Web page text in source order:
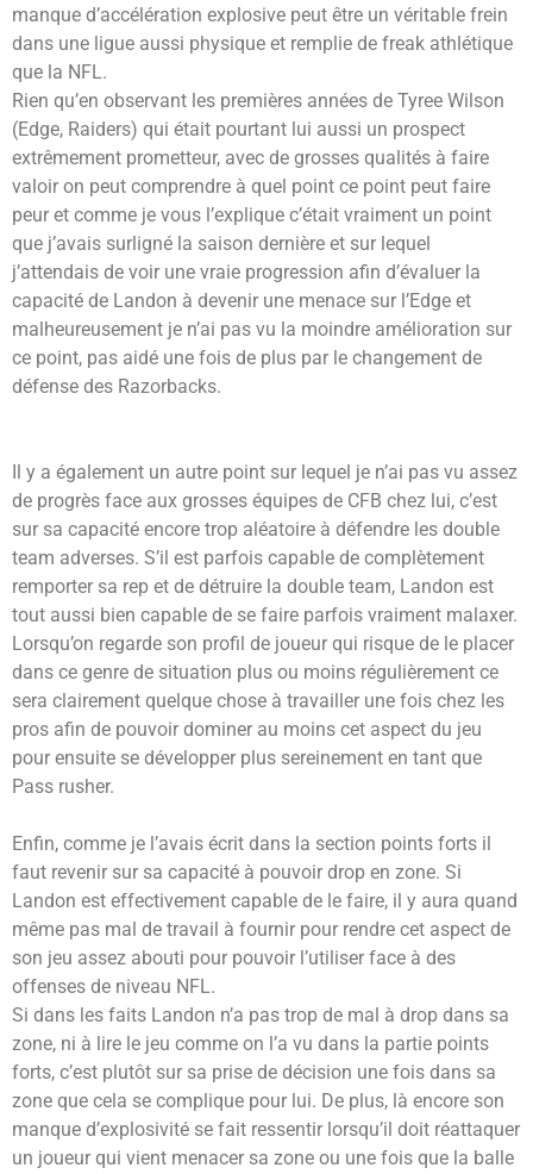
manque d’accélération explosive peut être un véritable frein
dans une ligue aussi physique et remplie de freak athlétique
que la NFL.
Rien qu’en observant les premières années de Tyree Wilson
(Edge, Raiders) qui était pourtant lui aussi un prospect
extrêmement prometteur, avec de grosses qualités à faire
valoir on peut comprendre à quel point ce point peut faire
peur et comme je vous l’explique c’était vraiment un point
que j’avais surligné la saison dernière et sur lequel
j’attendais de voir une vraie progression afin d’évaluer la
capacité de Landon à devenir une menace sur l’Edge et
malheureusement je n’ai pas vu la moindre amélioration sur
ce point, pas aidé une fois de plus par le changement de
défense des Razorbacks.
Il y a également un autre point sur lequel je n’ai pas vu assez
de progrès face aux grosses équipes de CFB chez lui, c’est
sur sa capacité encore trop aléatoire à défendre les double
team adverses. S’il est parfois capable de complètement
remporter sa rep et de détruire la double team, Landon est
tout aussi bien capable de se faire parfois vraiment malaxer.
Lorsqu’on regarde son profil de joueur qui risque de le placer
dans ce genre de situation plus ou moins régulièrement ce
sera clairement quelque chose à travailler une fois chez les
pros afin de pouvoir dominer au moins cet aspect du jeu
pour ensuite se développer plus sereinement en tant que
Pass rusher.
Enfin, comme je l’avais écrit dans la section points forts il
faut revenir sur sa capacité à pouvoir drop en zone. Si
Landon est effectivement capable de le faire, il y aura quand
même pas mal de travail à fournir pour rendre cet aspect de
son jeu assez abouti pour pouvoir l’utiliser face à des
offenses de niveau NFL.
Si dans les faits Landon n’a pas trop de mal à drop dans sa
zone, ni à lire le jeu comme on l’a vu dans la partie points
forts, c’est plutôt sur sa prise de décision une fois dans sa
zone que cela se complique pour lui. De plus, là encore son
manque d’explosivité se fait ressentir lorsqu’il doit réattaquer
un joueur qui vient menacer sa zone ou une fois que la balle